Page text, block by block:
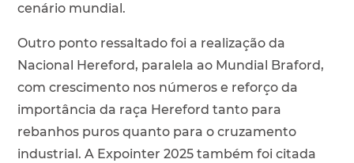
cenário mundial.
Outro ponto ressaltado foi a realização da
Nacional Hereford, paralela ao Mundial Braford,
com crescimento nos números e reforço da
importância da raça Hereford tanto para
rebanhos puros quanto para o cruzamento
industrial. A Expointer 2025 também foi citada